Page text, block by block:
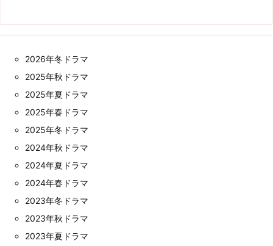
2026年冬ドラマ
2025年秋ドラマ
2025年夏ドラマ
2025年春ドラマ
2025年冬ドラマ
2024年秋ドラマ
2024年夏ドラマ
2024年春ドラマ
2023年冬ドラマ
2023年秋ドラマ
2023年夏ドラマ